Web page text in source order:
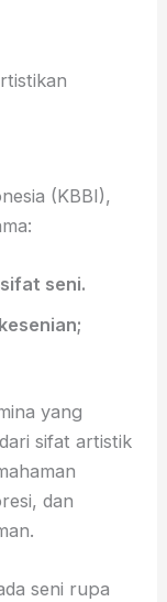
(KBBI),
seni.
yang
sifat artistik
dan
seni rupa